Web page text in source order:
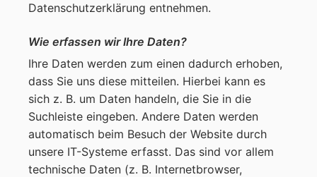
Datenschutzerklärung entnehmen.
Wie erfassen wir Ihre Daten?
Ihre Daten werden zum einen dadurch erhoben,
dass Sie uns diese mitteilen. Hierbei kann es
sich z. B. um Daten handeln, die Sie in die
Suchleiste eingeben. Andere Daten werden
automatisch beim Besuch der Website durch
unsere IT-Systeme erfasst. Das sind vor allem
technische Daten (z. B. Internetbrowser,